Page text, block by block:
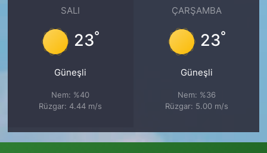
SALI
23°
Güneşli
Nem: %40
Rüzgar: 4.44 m/s
ÇARŞAMBA
23°
Güneşli
Nem: %36
Rüzgar: 5.00 m/s